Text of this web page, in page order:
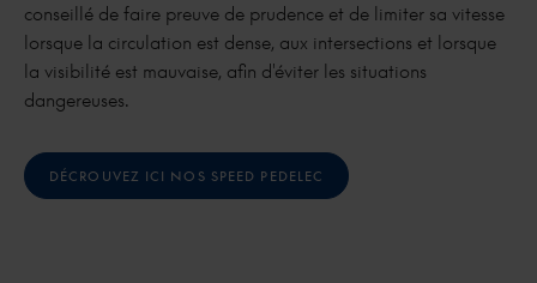
conseillé de faire preuve de prudence et de limiter sa vitesse
lorsque la circulation est dense, aux intersections et lorsque
la visibilité est mauvaise, afin d'éviter les situations
dangereuses.
DÉCROUVEZ ICI NOS SPEED PEDELEC